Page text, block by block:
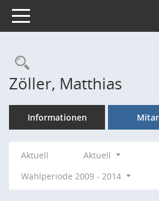
Toggle navigation
Rechercheauswahl
Zöller, Matthias
Informationen
Aktuell
Aktuell
Wahlperiode 2009 - 2014